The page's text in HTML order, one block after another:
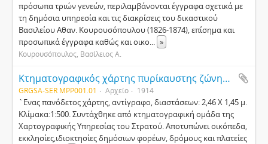
πρόσωπα τριών γενεών, περιλαμβάνονται έγγραφα σχετικά με
τη δημόσια υπηρεσία και τις διακρίσεις του δικαστικού
Βασιλείου Αθαν. Κουρουσόπουλου (1826-1874), επίσημα και
προσωπικά έγγραφα καθώς και οικο... »
Κουρουσόπουλος, Βασίλειος Α.
Κτηματογραφικός χάρτης πυρίκαυστης ζώνης πόλης Σερρών
GRGSA-SER MPP001.01 Αρχείο 1914
`Ενας πανόδετος χάρτης, αντίγραφο, διαστάσεων: 2,46 Χ 1,45 μ.
Κλίμακα:1:500. Συντάχθηκε από κτηματογραφική ομάδα της
Χαρτογραφικής Υπηρεσίας του Στρατού. Αποτυπώνει οικόπεδα,
εκκλησίες,ιδιοκτησίες δημόσιων φορέων, δρόμους και πλατείες